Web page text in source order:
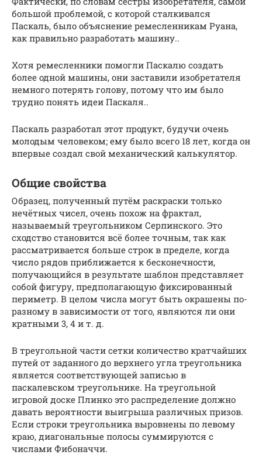
большой проблемой, с которой сталкивался
Паскаль, было объяснение ремесленникам Руана,
как правильно разработать машину..
Хотя ремесленники помогли Паскалю создать
более одной машины, они заставили изобретателя
немного потерять голову, потому что им было
трудно понять идеи Паскаля..
Паскаль разработал этот продукт, будучи очень
молодым человеком; ему было всего 18 лет, когда он
впервые создал свой механический калькулятор.
Общие свойства
Образец, полученный путём раскраски только
нечётных чисел, очень похож на фрактал,
называемый треугольником Серпинского. Это
сходство становится всё более точным, так как
рассматривается больше строк в пределе, когда
число рядов приближается к бесконечности,
получающийся в результате шаблон представляет
собой фигуру, предполагающую фиксированный
периметр. В целом числа могут быть окрашены по-
разному в зависимости от того, являются ли они
кратными 3, 4 и т. д.
В треугольной части сетки количество кратчайших
путей от заданного до верхнего угла треугольника
является соответствующей записью в
паскалевском треугольнике. На треугольной
игровой доске Плинко это распределение должно
давать вероятности выигрыша различных призов.
Если строки треугольника выровнены по левому
краю, диагональные полосы суммируются с
числами Фибоначчи.